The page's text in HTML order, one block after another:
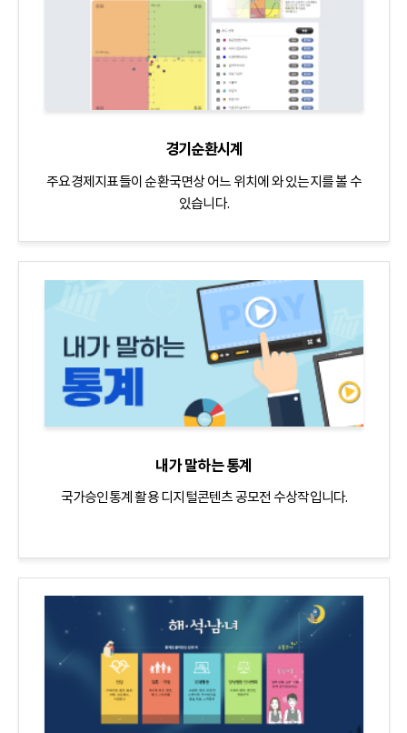
경기순환시계
주요경제지표들이 순환국면상 어느 위치에 와 있는지를 볼 수
있습니다.
내가 말하는 통계
국가승인통계 활용 디지털콘텐츠 공모전 수상작입니다.